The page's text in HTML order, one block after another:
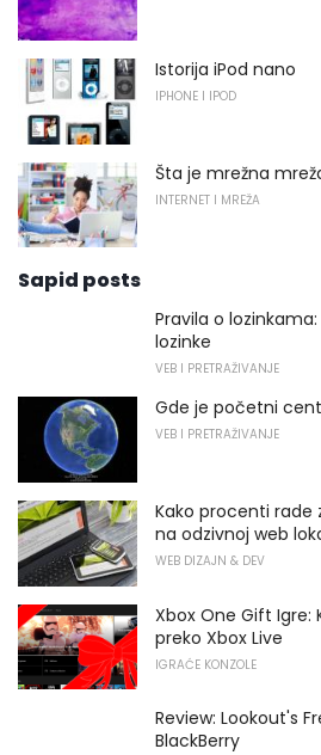
Istorija iPod nano
IPHONE I IPOD
Šta je mrežna
INTERNET I MREŽA
Sapid posts
Pravila o
lozinke
VEB I PRETRAŽIVANJE
Gde je početni
VEB I PRETRAŽIVANJE
Kako procenti rade
na odzivnoj web
WEB DIZAJN & DEV
Xbox One Gift Igre:
preko Xbox Live
IGRAĆE KONZOLE
Review: Lookout's
BlackBerry